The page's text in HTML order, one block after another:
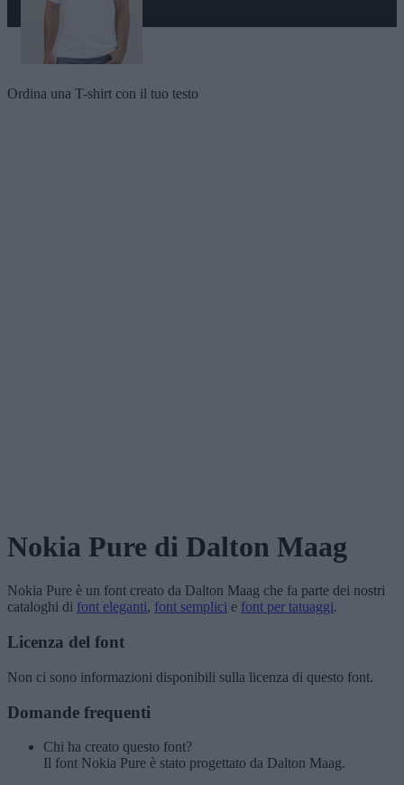
Ordina una T-shirt con il tuo testo
Nokia Pure di Dalton Maag
Nokia Pure è un font creato da Dalton Maag che fa parte dei nostri
cataloghi di font eleganti, font semplici e font per tatuaggi.
Licenza del font
Non ci sono informazioni disponibili sulla licenza di questo font.
Domande frequenti
Chi ha creato questo font?
Il font Nokia Pure è stato progettato da Dalton Maag.